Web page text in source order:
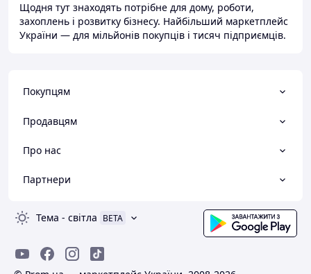
Щодня тут знаходять потрібне для дому, роботи,
захоплень і розвитку бізнесу. Найбільший маркетплейс
України — для мільйонів покупців і тисяч підприємців.
Покупцям
Продавцям
Про нас
Партнери
Тема - світла BETA